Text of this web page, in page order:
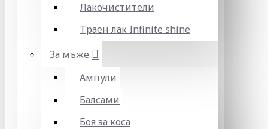
Лакочистители
Траен лак Infinite shine
За мъже
Ампули
Балсами
Боя за коса